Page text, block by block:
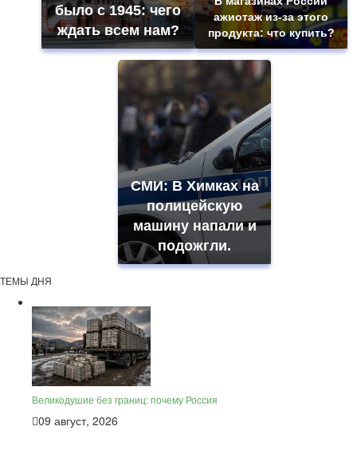
было с 1945: чего
ждать всем нам?
ажиотаж из-за этого
продукта: что купить?
СМИ: В Химках на
полицейскую
машину напали и
подожгли.
ТЕМЫ ДНЯ
Великодушие без границ: почему Россия
09 август, 2026